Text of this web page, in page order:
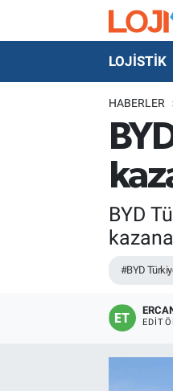
LOJİSTİK
HABERLER
BYD
#BYD
OTO-TEST